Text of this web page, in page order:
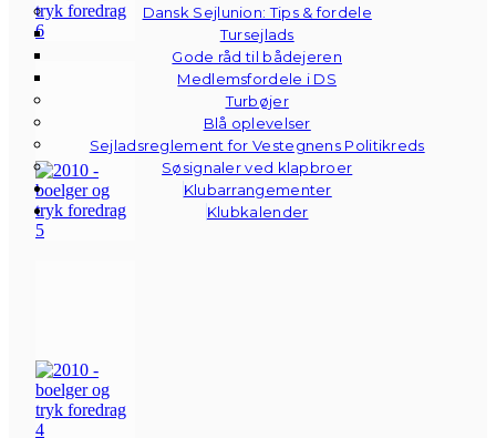
Dansk Sejlunion: Tips & fordele
Tursejlads
Gode råd til bådejeren
Medlemsfordele i DS
Turbøjer
Blå oplevelser
Sejladsreglement for Vestegnens Politikreds
Søsignaler ved klapbroer
Klubarrangementer
Klubkalender